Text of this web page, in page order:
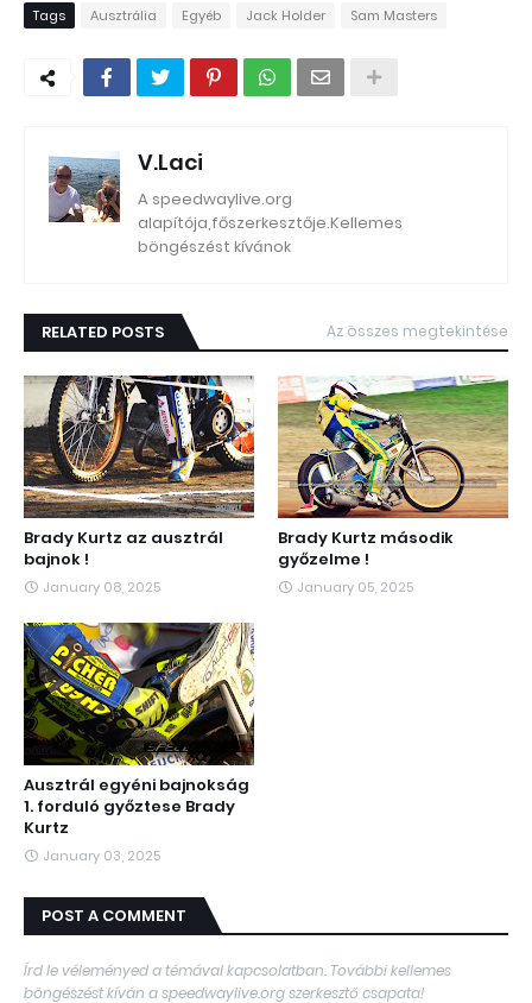
Tags Ausztrália Egyéb Jack Holder Sam Masters
V.Laci
A speedwaylive.org
alapítója,főszerkesztője.Kellemes
böngészést kívánok
RELATED POSTS Az összes megtekintése
Brady Kurtz az ausztrál
bajnok !
January 08, 2025
Brady Kurtz második
győzelme !
January 05, 2025
Ausztrál egyéni bajnokság
1. forduló győztese Brady
Kurtz
January 03, 2025
POST A COMMENT
Írd le véleményed a témával kapcsolatban. További kellemes
böngészést kíván a speedwaylive.org szerkesztő csapata!